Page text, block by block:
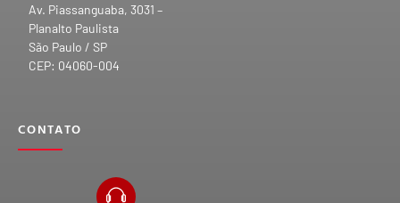
Av. Piassanguaba, 3031 –
Planalto Paulista
São Paulo / SP
CEP: 04060-004
CONTATO